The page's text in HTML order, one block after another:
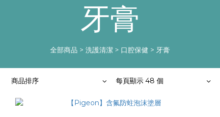
牙膏
全部商品 > 洗護清潔 > 口腔保健 > 牙膏
商品排序 每頁顯示 48 個